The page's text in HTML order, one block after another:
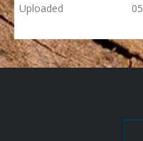
Uploaded